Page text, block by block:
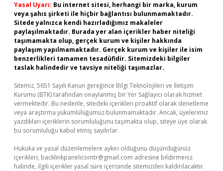
Yasal Uyarı: Bu internet sitesi, herhangi bir marka, kurum
veya şahıs şirketi ile hiçbir bağlantısı bulunmamaktadır.
Sitede yalnızca kendi hazırladığımız makaleler
paylaşılmaktadır. Burada yer alan içerikler haber niteliği
taşımamakta olup, gerçek kurum ve kişiler hakkında
paylaşım yapılmamaktadır. Gerçek kurum ve kişiler ile isim
benzerlikleri tamamen tesadüfidir. Sitemizdeki bilgiler
taslak halindedir ve tavsiye niteliği taşımazlar.
Sitemiz, 5651 Sayılı Kanun gereğince Bilgi Teknolojileri ve İletişim
Kurumu (BTK) tarafından onaylanmış bir Yer Sağlayıcı olarak hizmet
vermektedir. Bu nedenle, sitedeki içerikleri proaktif olarak denetleme
veya araştırma yükümlülüğümüz bulunmamaktadır. Ancak, üyelerimiz
yazdıkları içeriklerin sorumluluğunu taşımakta olup, siteye üye olarak
bu sorumluluğu kabul etmiş sayılırlar.
Hukuka ve yasal düzenlemelere aykırı olduğunu düşündüğünüz
içerikleri, backlinkpanelicomtr@gmail.com adresine bildirmeniz
halinde, ilgili içerikler yasal süre içerisinde sitemizden kaldırılacaktır.